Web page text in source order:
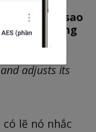
giá làm sao
và thích ứng
on how to
adjusts its
lẽ nó nhắc